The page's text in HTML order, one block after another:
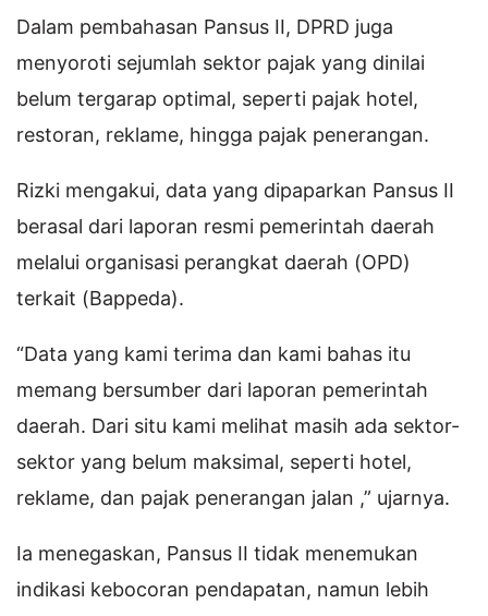
Dalam pembahasan Pansus II, DPRD juga
menyoroti sejumlah sektor pajak yang dinilai
belum tergarap optimal, seperti pajak hotel,
restoran, reklame, hingga pajak penerangan.
Rizki mengakui, data yang dipaparkan Pansus II
berasal dari laporan resmi pemerintah daerah
melalui organisasi perangkat daerah (OPD)
terkait (Bappeda).
“Data yang kami terima dan kami bahas itu
memang bersumber dari laporan pemerintah
daerah. Dari situ kami melihat masih ada sektor-
sektor yang belum maksimal, seperti hotel,
reklame, dan pajak penerangan jalan ,” ujarnya.
Ia menegaskan, Pansus II tidak menemukan
indikasi kebocoran pendapatan, namun lebih